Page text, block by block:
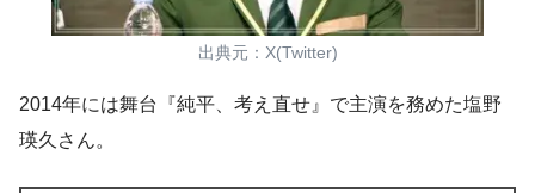
出典元：X(Twitter)
2014年には舞台『純平、考え直せ』で主演を務めた塩野
瑛久さん。